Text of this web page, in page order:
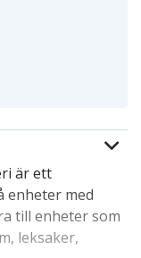
är ett
enheter med
till enheter som
leksaker,